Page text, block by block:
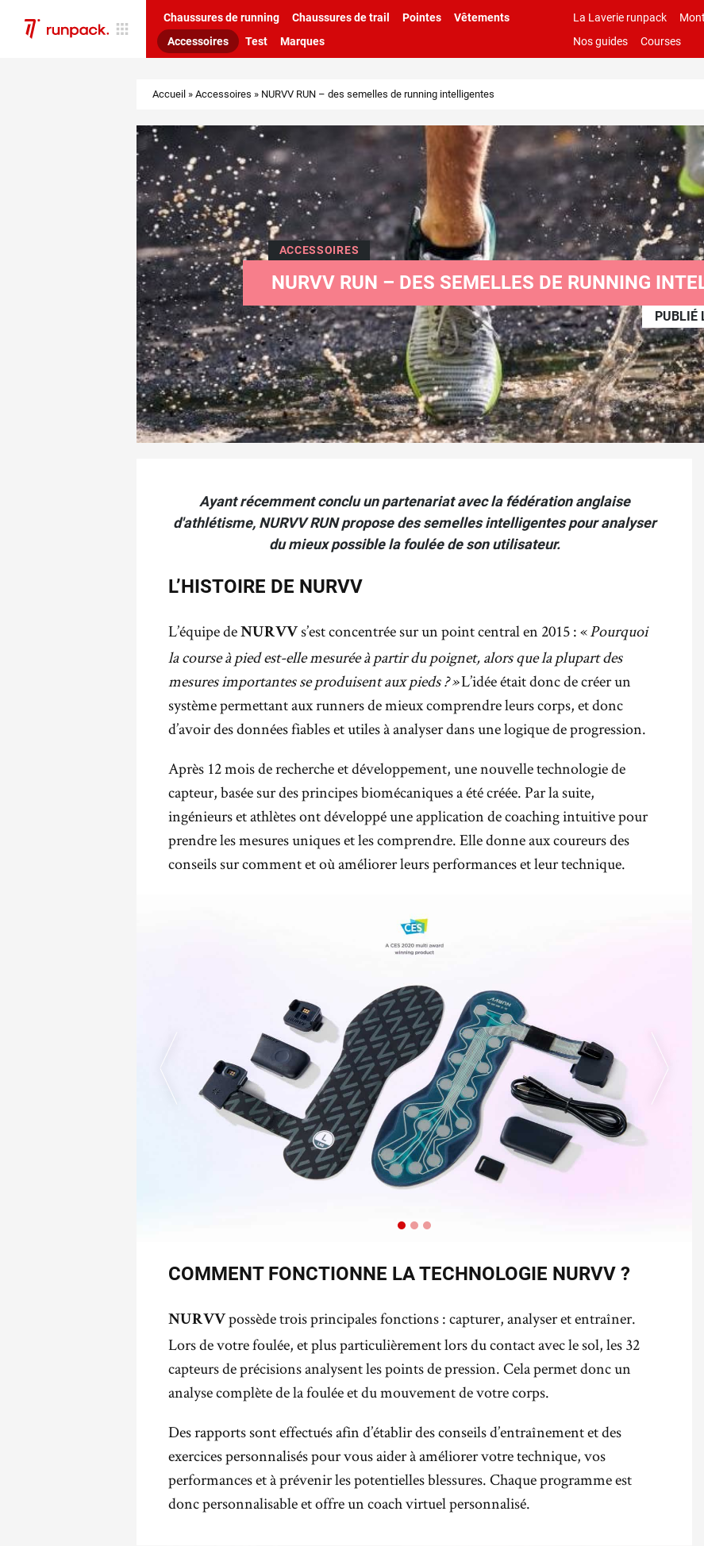
Chaussures de running Chaussures de trail Pointes
Vêtements
Accessoires
Test Marques
La Laverie runpack
Nos guides
Courses
Accueil » Accessoires » NURVV RUN – des semelles de running intelligentes
ACCESSOIRES
NURVV RUN – DES SEMELLES DE RUNNING
PUBLIÉ
Ayant récemment conclu un partenariat avec la fédération anglaise
d'athlétisme, NURVV RUN propose des semelles intelligentes pour analyser
du mieux possible la foulée de son utilisateur.
L’HISTOIRE DE NURVV
L’équipe de NURVVs’est concentrée sur un point central en 2015 : «Pourquoi
la course à pied est-elle mesurée à partir du poignet, alors que la plupart des
mesures importantes se produisent aux pieds ? »L’idée était donc de créer un
système permettant aux runners de mieux comprendre leurs corps, et donc
d’avoir des données fiables et utiles à analyser dans une logique de progression.
Après 12 mois de recherche et développement, une nouvelle technologie de
capteur, basée sur des principes biomécaniques a été créée. Par la suite,
ingénieurs et athlètes ont développé une application de coaching intuitive pour
prendre les mesures uniques et les comprendre. Elle donne aux coureurs des
conseils sur comment et où améliorer leurs performances et leur technique.
COMMENT FONCTIONNE LA TECHNOLOGIE NURVV ?
NURVVpossède trois principales fonctions : capturer, analyser et entraîner.
Lors de votre foulée, et plus particulièrement lors du contact avec le sol, les 32
capteurs de précisions analysent les points de pression. Cela permet donc un
analyse complète de la foulée et du mouvement de votre corps.
Des rapports sont effectués afin d’établir des conseils d’entraînement et des
exercices personnalisés pour vous aider à améliorer votre technique, vos
performances et à prévenir les potentielles blessures. Chaque programme est
donc personnalisable et offre un coach virtuel personnalisé.